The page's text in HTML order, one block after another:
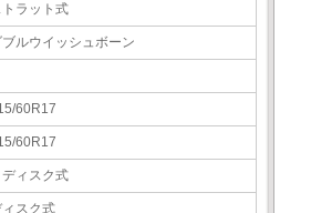
ラット式
ルウイッシュボーン
60R17
60R17
ィスク式
スク式